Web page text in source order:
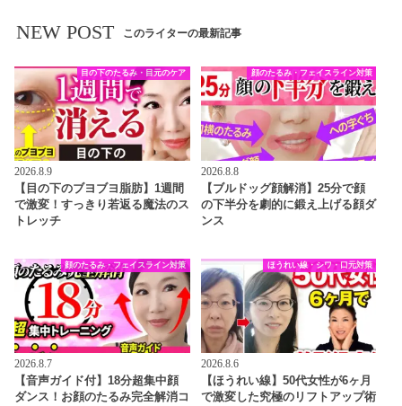
NEW POST このライターの最新記事
目の下のたるみ・目元のケア
2026.8.9
【目の下のブヨブヨ脂肪】1週間
で激変！すっきり若返る魔法のス
トレッチ
顔のたるみ・フェイスライン対策
2026.8.8
【ブルドッグ顔解消】25分で顔
の下半分を劇的に鍛え上げる顔ダ
ンス
顔のたるみ・フェイスライン対策
2026.8.7
【音声ガイド付】18分超集中顔
ダンス！お顔のたるみ完全解消コ
ほうれい線・シワ・口元対策
2026.8.6
【ほうれい線】50代女性が6ヶ月
で激変した究極のリフトアップ術